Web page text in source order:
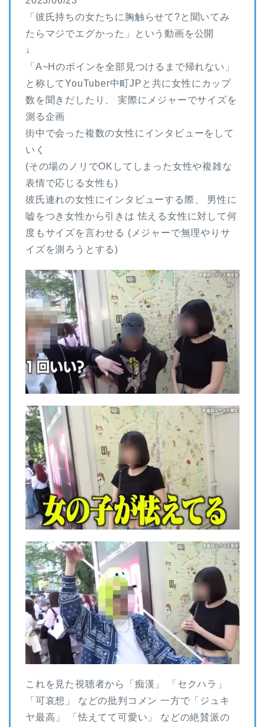
「彼氏持ちの女たちに胸触らせて?と聞いてみ
たらマジでエグかった」という動画を公開
↓
「A~Hのボインを全部見つけるまで帰れない」
と称してYouTuber中町JPと共に女性にカップ
数を聞きだしたり、 実際にメジャーでサイズを
測る企画
街中で会った複数の女性にインタビューをして
いく
(その場のノリでOKしてしまった女性や複雑な
表情で応じる女性も)
彼氏連れの女性にインタビューする際、 男性に
嘘をつき女性から引きは 怯える女性に対して何
度もサイズを言わせる (メジャーで無理やりサ
イズを測ろうとする)
これを見た視聴者から「痴漢」 「セクハラ」
「可哀想」 などの批判コメン 一方で「ジュキ
ヤ最高」 「怯えてて可愛い」 などの絶賛派の